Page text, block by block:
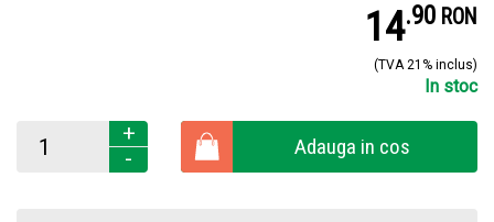
14.9 RON
(TVA 21% inclus)
In stoc
+
-
Adauga in cos